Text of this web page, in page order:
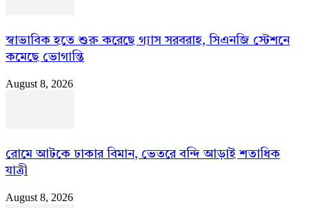
স্বাভাবিক হতে শুরু করেছে গ্যাস সরবরাহ, সিএনজি স্টেশনে
কমেছে ভোগান্তি
August 8, 2026
রোমে আটকে ঢাকার বিমান, ভেতরে বন্দি আড়াই শতাধিক
যাত্রী
August 8, 2026